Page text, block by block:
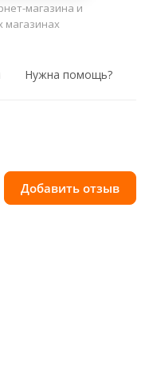
магазина и
магазинах
Нужна помощь?
Добавить отзыв